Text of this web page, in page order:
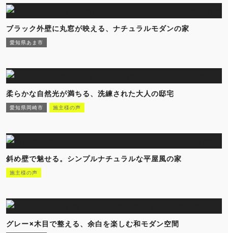
ブラック外壁に丸窓が映える、ナチュラルモダンの家
愛知県あま市
柔らかな自然光が満ちる、洗練された大人の邸宅
愛知県岡崎市 施主様の声
斜め壁で魅せる。シンプルナチュラルな平屋風の家
施主様の声
グレー×木目で整える、余白を楽しむ和モダン空間